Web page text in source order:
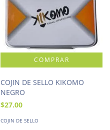
COJIN DE SELLO KIKOMO
NEGRO
$27.00
COJIN DE SELLO